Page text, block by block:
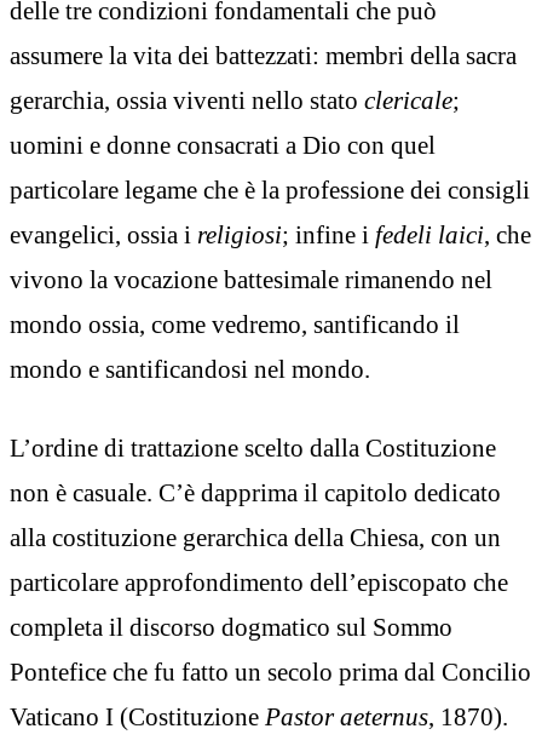
delle tre condizioni fondamentali che può
assumere la vita dei battezzati: membri della sacra
gerarchia, ossia viventi nello stato clericale;
uomini e donne consacrati a Dio con quel
particolare legame che è la professione dei consigli
evangelici, ossia i religiosi; infine i fedeli laici, che
vivono la vocazione battesimale rimanendo nel
mondo ossia, come vedremo, santificando il
mondo e santificandosi nel mondo.
L’ordine di trattazione scelto dalla Costituzione
non è casuale. C’è dapprima il capitolo dedicato
alla costituzione gerarchica della Chiesa, con un
particolare approfondimento dell’episcopato che
completa il discorso dogmatico sul Sommo
Pontefice che fu fatto un secolo prima dal Concilio
Vaticano I (Costituzione Pastor aeternus, 1870).